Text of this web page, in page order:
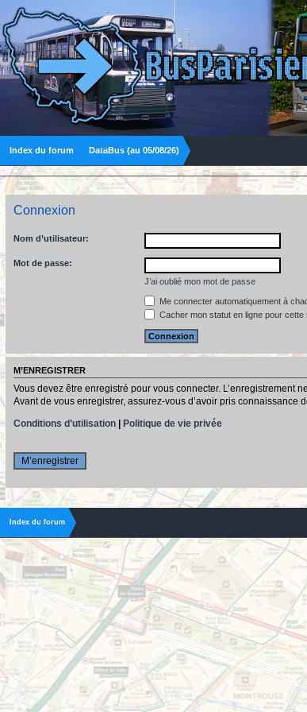
Index du forum DataBus (au 05/08/26)
Connexion
Nom d’utilisateur:
Mot de passe:
J’ai oublié mon mot de passe
Me connecter automatiquement à
Cacher mon statut en ligne pour cette
M’ENREGISTRER
Vous devez être enregistré pour vous connecter.
Avant de vous enregistrer, assurez-vous d’avoir pris
Conditions d’utilisation
Politique de vie privée
M’enregistrer
Index du forum